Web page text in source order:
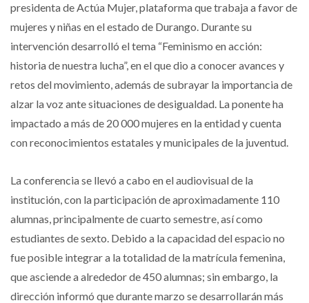
presidenta de Actúa Mujer, plataforma que trabaja a favor de
mujeres y niñas en el estado de Durango. Durante su
intervención desarrolló el tema “Feminismo en acción:
historia de nuestra lucha”, en el que dio a conocer avances y
retos del movimiento, además de subrayar la importancia de
alzar la voz ante situaciones de desigualdad. La ponente ha
impactado a más de 20 000 mujeres en la entidad y cuenta
con reconocimientos estatales y municipales de la juventud.
La conferencia se llevó a cabo en el audiovisual de la
institución, con la participación de aproximadamente 110
alumnas, principalmente de cuarto semestre, así como
estudiantes de sexto. Debido a la capacidad del espacio no
fue posible integrar a la totalidad de la matrícula femenina,
que asciende a alrededor de 450 alumnas; sin embargo, la
dirección informó que durante marzo se desarrollarán más